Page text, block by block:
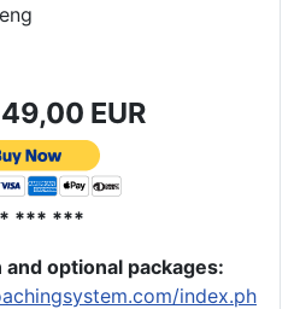
49,00 EUR
*** ***
optional packages:
index.ph